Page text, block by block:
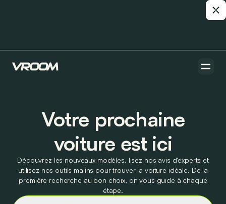
Votre prochaine
voiture est ici
Découvrez les nouveaux modèles, lisez nos avis d’experts et
utilisez nos outils malins pour trouver la voiture idéale. De la
première recherche au bon choix, on vous guide à chaque
étape.